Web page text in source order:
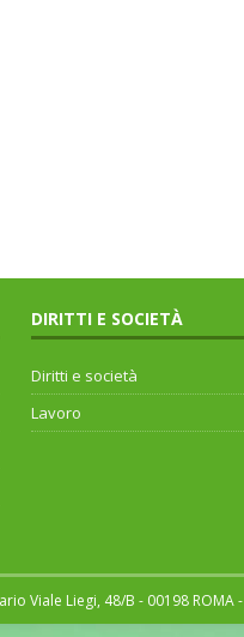
DIRITTI E SOCIETÀ
Diritti e società
Lavoro
Viale Liegi, 48/B - 00198